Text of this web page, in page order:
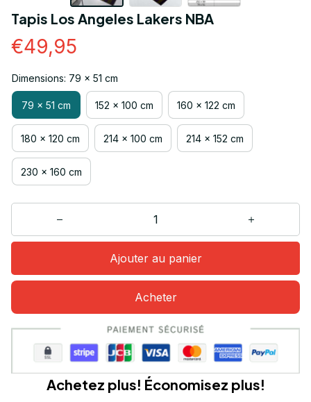
Tapis Los Angeles Lakers NBA
€49,95
Dimensions: 79 x 51 cm
79 x 51 cm 152 x 100 cm 160 x 122 cm
180 x 120 cm 214 x 100 cm 214 x 152 cm
230 x 160 cm
Ajouter au panier
Acheter
Achetez plus! Économisez plus!